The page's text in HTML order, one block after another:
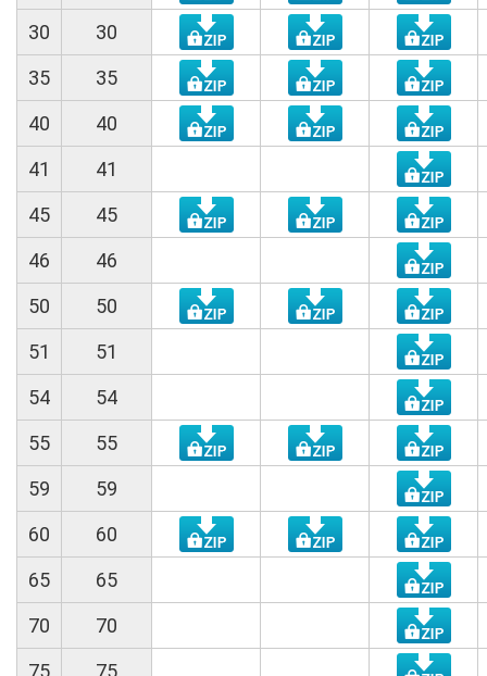
30
30
35
35
40
40
41
41
45
45
46
46
50
50
51
51
54
54
55
55
59
59
60
60
65
65
70
70
75
75